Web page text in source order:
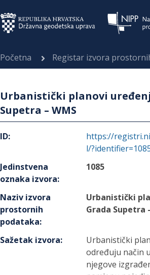
Početna Registar izvora
Urbanistički planovi
Supetra – WMS
ID:
https://
l/
Jedinstvena
oznaka izvora:
1085
Naziv izvora
prostornih
podataka:
Urbanistički
Grada Supetra
Sažetak izvora:
Urbanistički
određuju način
njegove